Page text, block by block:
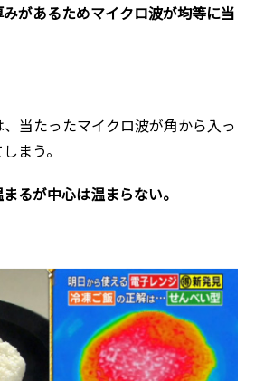
みがあるためマイクロ波が均等に当
、当たったマイクロ波が角から入っ
まう。
るが中心は温まらない。